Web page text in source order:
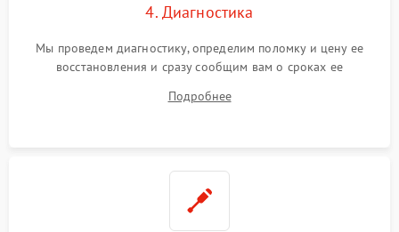
4. Диагностика
Мы проведем диагностику, определим поломку и цену ее
восстановления и сразу сообщим вам о сроках ее
Подробнее